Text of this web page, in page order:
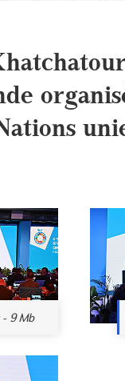
- 9 Mb